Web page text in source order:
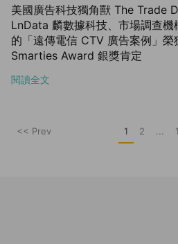
美國廣告科技獨角獸 The Trade
LnData 麟數據科技、市場調查
的「遠傳電信 CTV 廣告案例」
Smarties Award 銀獎肯定
閱讀全文
<< Prev 1 2 ...